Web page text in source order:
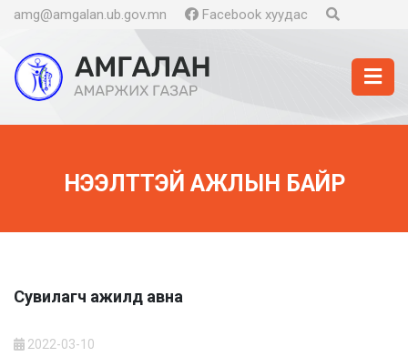
amg@amgalan.ub.gov.mn Facebook хуудас
НЭЭЛТТЭЙ АЖЛЫН БАЙР
Сувилагч ажилд авна
2022-03-10